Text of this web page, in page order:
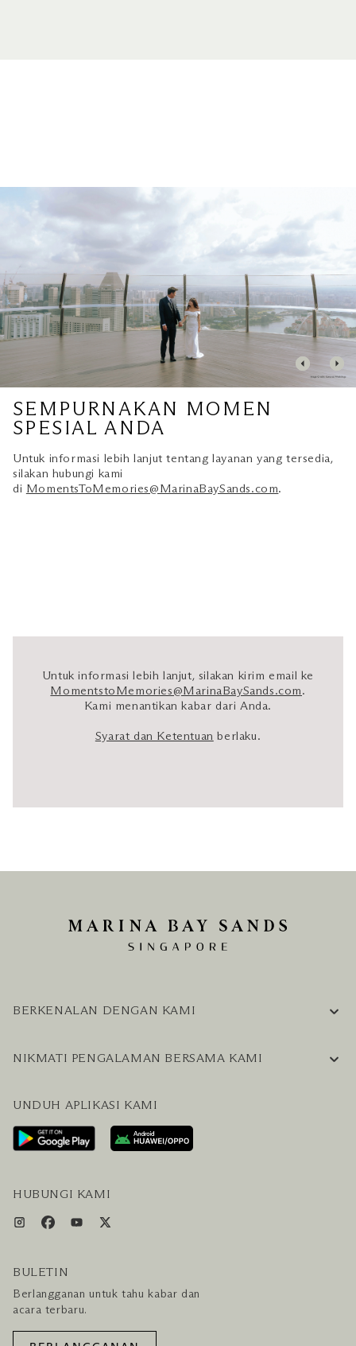
SEMPURNAKAN MOMEN
SPESIAL ANDA
Untuk informasi lebih lanjut tentang layanan yang tersedia,
silakan hubungi kami
di MomentsToMemories@MarinaBaySands.com.
Untuk informasi lebih lanjut, silakan kirim email ke
MomentstoMemories@MarinaBaySands.com .
Kami menantikan kabar dari Anda.
Syarat dan Ketentuan berlaku.
BERKENALAN DENGAN KAMI
KARIER
HUBUNGI KAMI
NIKMATI PENGALAMAN BERSAMA KAMI
RENCANAKAN KUNJUNGAN ANDA
LAYANAN PENGUNJUNG & FASILITAS
PAKET LENGKAP HOTEL DAN PENERBANGAN
UNDUH APLIKASI KAMI
HUBUNGI KAMI
BULETIN
Berlangganan untuk tahu kabar dan
acara terbaru.